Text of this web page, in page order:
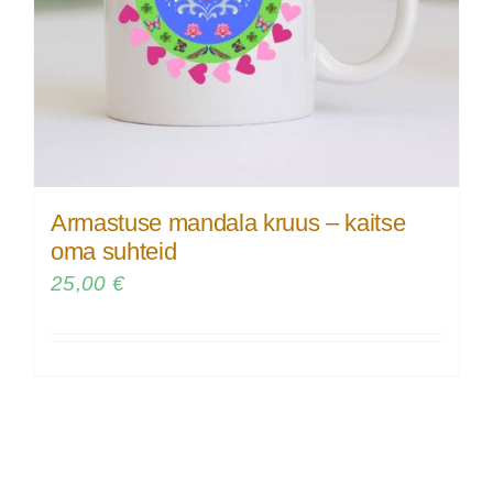
Armastuse mandala kruus – kaitse
oma suhteid
25,00 €